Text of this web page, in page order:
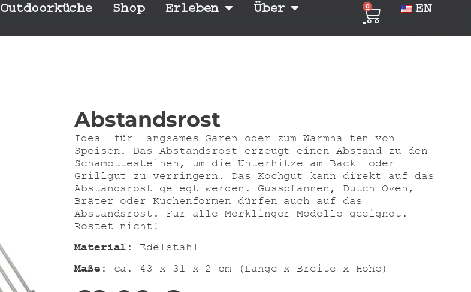
Outdoorküche Shop Erleben
Über
0 EN
Abstandsrost
Ideal für langsames Garen oder zum Warmhalten von
Speisen. Das Abstandsrost erzeugt einen Abstand zu den
Schamottesteinen, um die Unterhitze am Back- oder
Grillgut zu verringern. Das Kochgut kann direkt auf das
Abstandsrost gelegt werden. Gusspfannen, Dutch Oven,
Bräter oder Kuchenformen dürfen auch auf das
Abstandsrost. Für alle Merklinger Modelle geeignet.
Rostet nicht!
Material : Edelstahl
Maße : ca. 43 x 31 x 2 cm (Länge x Breite x Höhe)